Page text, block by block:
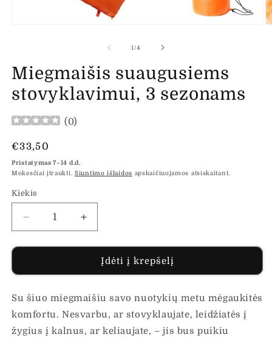
lange
1/iš
4
Miegmaišis suaugusiems
stovyklavimui, 3 sezonams
(0)
Įprasta
kaina
€33,50
Pristatymas 7–14 d.d.
Mokesčiai įtraukti. Siuntimo išlaidos apskaičiuojamos atsiskaitant.
Kiekis
Sumažinti
Miegmaišis
suaugusiems
3
kiekį
Padidinti
Miegmaišis
suaugusiems
stovyklavimui,
3
kiekį
Įdėti į krepšelį
Su šiuo miegmaišiu savo nuotykių metu mėgaukitės
komfortu. Nesvarbu, ar stovyklaujate, leidžiatės į
žygius į kalnus, ar keliaujate, – jis bus puikiu